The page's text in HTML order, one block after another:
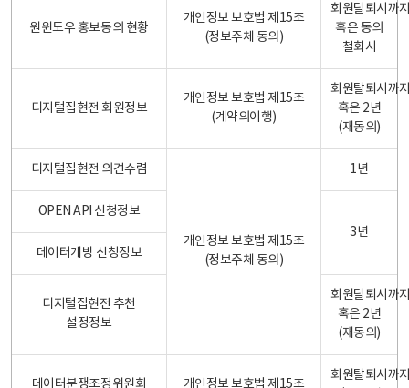
원윈도우 홍보동의 현황
개인정보 보호법 제15조
(정보주체 동의)
회원탈퇴시까
혹은 동의
철회시
디지털집현전 회원정보
개인정보 보호법 제15조
(계약의이행)
회원탈퇴시까
혹은 2년
(재동의)
디지털집현전 의견수렴
개인정보 보호법 제15조
(정보주체 동의)
1년
OPEN API 신청정보
3년
데이터개방 신청정보
디지털집현전 추천
설정정보
회원탈퇴시까
혹은 2년
(재동의)
데이터분쟁조정위원회
개인정보 보호법 제15조
회원탈퇴시까